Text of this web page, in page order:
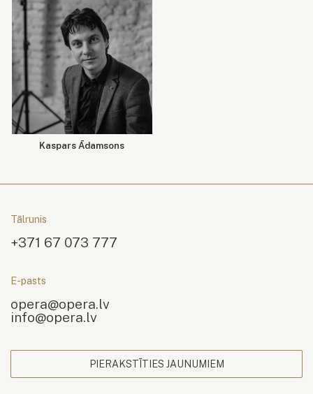
Kaspars Ādamsons
Tālrunis
+371 67 073 777
E-pasts
opera@opera.lv
info@opera.lv
PIERAKSTĪTIES JAUNUMIEM